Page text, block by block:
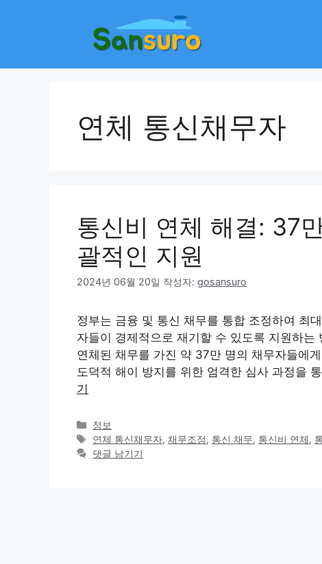
연체 통신채무자
통신비 연체 해결: 37
괄적인 지원
2024년 06월 20일 작성자: gosansuro
정부는 금융 및 통신 채무를 통합 조정하여 최
자들이 경제적으로 재기할 수 있도록 지원하
연체된 채무를 가진 약 37만 명의 채무자들에
도덕적 해이 방지를 위한 엄격한 심사 과정을
기
카
테
고
정보
태
그
연체 통신채무자, 채무조정, 통신 채무, 통신비 연체,
댓글 남기기